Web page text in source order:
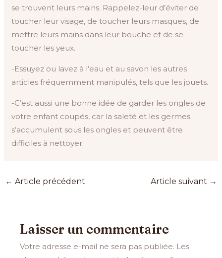
se trouvent leurs mains. Rappelez-leur d’éviter de
toucher leur visage, de toucher leurs masques, de
mettre leurs mains dans leur bouche et de se
toucher les yeux.
-Essuyez ou lavez à l’eau et au savon les autres
articles fréquemment manipulés, tels que les jouets.
-C’est aussi une bonne idée de garder les ongles de
votre enfant coupés, car la saleté et les germes
s’accumulent sous les ongles et peuvent être
difficiles à nettoyer.
← Article précédent Article suivant →
Laisser un commentaire
Votre adresse e-mail ne sera pas publiée. Les